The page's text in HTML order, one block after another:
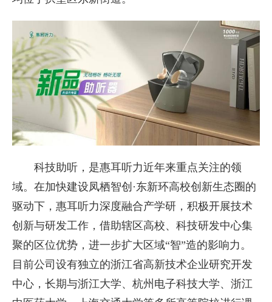
科技助听，是惠耳听力近年来重点关注的领
域。在加快建设凤栖智创·东新环高校创新生态圈的
驱动下，惠耳听力深度融合产学研，积极开展技术
创新与研发工作，借助辖区高校、科技研发中心集
聚的区位优势，进一步扩大区域“智”造的影响力。
目前公司设有独立的浙江省高新技术企业研究开发
中心，长期与浙江大学、杭州电子科技大学、浙江